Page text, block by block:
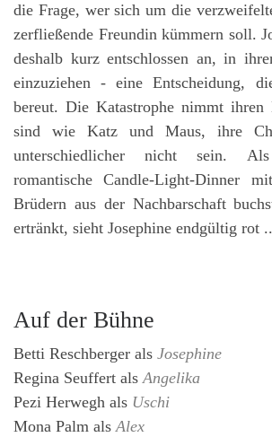
die Frage, wer sich um die
zerfließende Freundin kümmern soll.
deshalb kurz entschlossen an, in
einzuziehen - eine Entscheidung,
bereut. Die Katastrophe nimmt
sind wie Katz und Maus, ihre
unterschiedlicher nicht sein.
romantische Candle-Light-Dinner
Brüdern aus der Nachbarschaft
ertränkt, sieht Josephine endgültig rot
Auf der Bühne
Betti Reschberger als Josephine
Regina Seuffert alsAngelika
Pezi Herwegh als Uschi
Mona Palm alsAlex